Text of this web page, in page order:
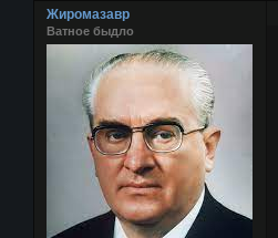
Жиромазавр
Ватное быдло